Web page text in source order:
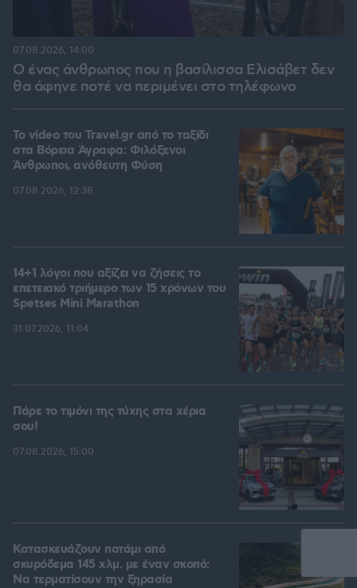
Ο ένας άνθρωπος που η βασίλισσα Ελισάβετ δεν
θα άφηνε ποτέ να περιμένει στο τηλέφωνο
07.08.2026, 14:00
To video του Travel.gr από το ταξίδι
στα Βόρεια Άγραφα: Φιλόξενοι
Άνθρωποι, ανόθευτη Φύση
07.08.2026, 12:38
14+1 λόγοι που αξίζει να ζήσεις το
επετειακό τριήμερο των 15 χρόνων του
Spetses Mini Marathon
31.07.2026, 11:04
Πάρε το τιμόνι της τύχης στα χέρια
σου!
07.08.2026, 15:00
Κατασκευάζουν ποτάμι από
σκυρόδεμα 145 χλμ. με έναν σκοπό:
Να τερματίσουν την ξηρασία